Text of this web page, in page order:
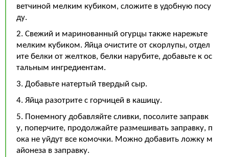
ветчиной мелким кубиком, сложите в удобную посу
ду.
2. Свежий и маринованный огурцы также нарежьте
мелким кубиком. Яйца очистите от скорлупы, отдел
ите белки от желтков, белки нарубите, добавьте к ос
тальным ингредиентам.
3. Добавьте натертый твердый сыр.
4. Яйца разотрите с горчицей в кашицу.
5. Понемногу добавляйте сливки, посолите заправк
у, поперчите, продолжайте размешивать заправку, п
ока не уйдут все комочки. Можно добавить ложку м
айонеза в заправку.